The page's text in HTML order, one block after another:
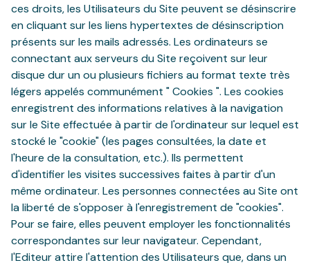
ces droits, les Utilisateurs du Site peuvent se désinscrire
en cliquant sur les liens hypertextes de désinscription
présents sur les mails adressés. Les ordinateurs se
connectant aux serveurs du Site reçoivent sur leur
disque dur un ou plusieurs fichiers au format texte très
légers appelés communément " Cookies ". Les cookies
enregistrent des informations relatives à la navigation
sur le Site effectuée à partir de l'ordinateur sur lequel est
stocké le "cookie" (les pages consultées, la date et
l'heure de la consultation, etc.). Ils permettent
d'identifier les visites successives faites à partir d'un
même ordinateur. Les personnes connectées au Site ont
la liberté de s'opposer à l'enregistrement de "cookies".
Pour se faire, elles peuvent employer les fonctionnalités
correspondantes sur leur navigateur. Cependant,
l'Editeur attire l'attention des Utilisateurs que, dans un